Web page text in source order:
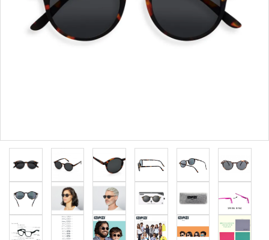
ブランドから選ぶ
形から選ぶ
コンテンツ
INFORMATION
ACCOUNT MENU